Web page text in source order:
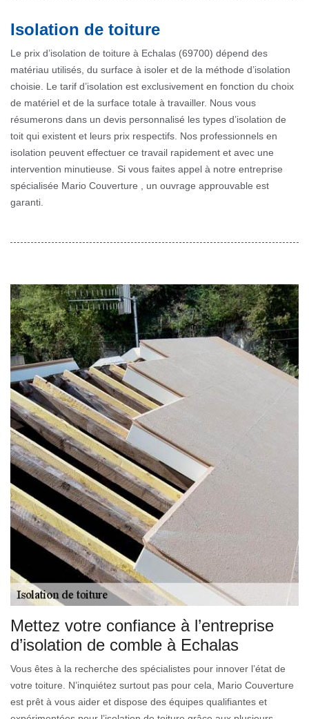
Isolation de toiture
Le prix d’isolation de toiture à Echalas (69700) dépend des
matériau utilisés, du surface à isoler et de la méthode d’isolation
choisie. Le tarif d’isolation est exclusivement en fonction du choix
de matériel et de la surface totale à travailler. Nous vous
résumerons dans un devis personnalisé les types d’isolation de
toit qui existent et leurs prix respectifs. Nos professionnels en
isolation peuvent effectuer ce travail rapidement et avec une
intervention minutieuse. Si vous faites appel à notre entreprise
spécialisée Mario Couverture , un ouvrage approuvable est
garanti.
Mettez votre confiance à l’entreprise
d’isolation de comble à Echalas
Vous êtes à la recherche des spécialistes pour innover l’état de
votre toiture. N’inquiétez surtout pas pour cela, Mario Couverture
est prêt à vous aider et dispose des équipes qualifiantes et